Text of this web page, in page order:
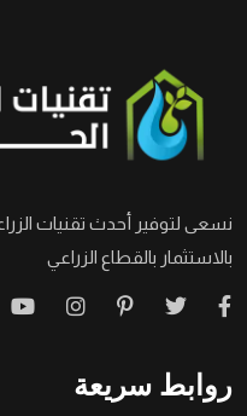
نسعى لتوفير أحدث تقنيات
بالاستثمار بالقطاع الزراعي
روابط سريعة